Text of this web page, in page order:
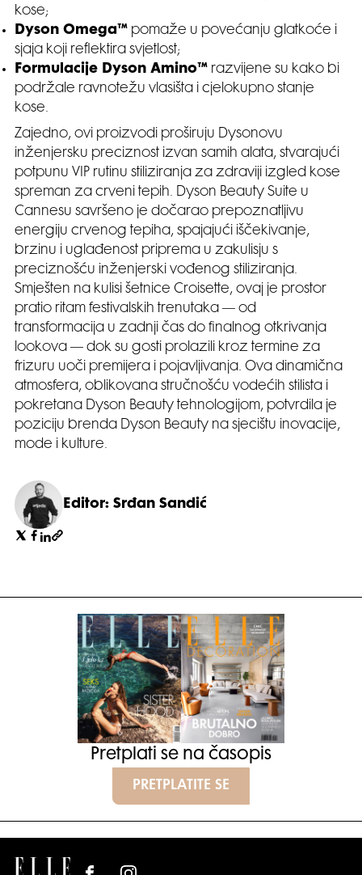
kose;
Dyson Omega™ pomaže u povećanju glatkoće i
sjaja koji reflektira svjetlost;
Formulacije Dyson Amino™ razvijene su kako bi
podržale ravnotežu vlasišta i cjelokupno stanje
kose.
Zajedno, ovi proizvodi proširuju Dysonovu
inženjersku preciznost izvan samih alata, stvarajući
potpunu VIP rutinu stiliziranja za zdraviji izgled kose
spreman za crveni tepih. Dyson Beauty Suite u
Cannesu savršeno je dočarao prepoznatljivu
energiju crvenog tepiha, spajajući iščekivanje,
brzinu i uglađenost priprema u zakulisju s
preciznošću inženjerski vođenog stiliziranja.
Smješten na kulisi šetnice Croisette, ovaj je prostor
pratio ritam festivalskih trenutaka — od
transformacija u zadnji čas do finalnog otkrivanja
lookova — dok su gosti prolazili kroz termine za
frizuru uoči premijera i pojavljivanja. Ova dinamična
atmosfera, oblikovana stručnošću vodećih stilista i
pokretana Dyson Beauty tehnologijom, potvrdila je
poziciju brenda Dyson Beauty na sjecištu inovacije,
mode i kulture.
Editor: Srđan Sandić
Pretplati se na časopis
PRETPLATITE SE